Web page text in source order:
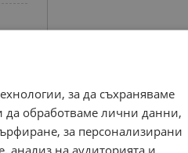
за да съхраняваме
да обработваме лични данни,
за персонализирани
на аудиторията и